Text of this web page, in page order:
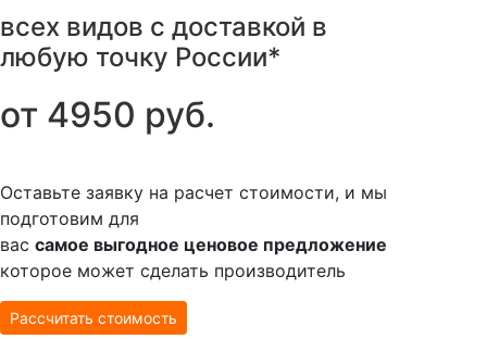
всех видов с доставкой в
любую точку России*
от 4950 руб.
Оставьте заявку на расчет стоимости, и мы
подготовим для
вас самое выгодное ценовое предложение
которое может сделать производитель
Рассчитать стоимость